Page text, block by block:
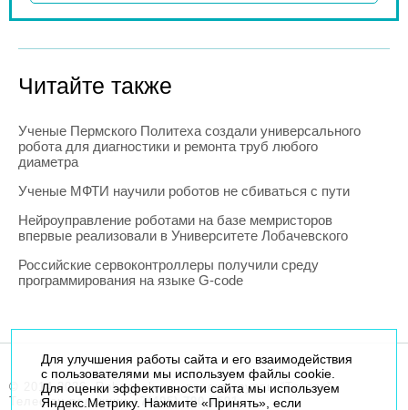
Читайте также
Ученые Пермского Политеха создали универсального
робота для диагностики и ремонта труб любого
диаметра
Ученые МФТИ научили роботов не сбиваться с пути
Нейроуправление роботами на базе мемристоров
впервые реализовали в Университете Лобачевского
Российские сервоконтроллеры получили среду
программирования на языке G-code
© 2014-2026. Robogeek.ru - проект группы “Текарт”.
Телефон редакции+7(495) 790-7591
Для улучшения работы сайта и его взаимодействия
с пользователями мы используем файлы cookie.
Для оценки эффективности сайта мы используем
Яндекс.Метрику. Нажмите «Принять», если